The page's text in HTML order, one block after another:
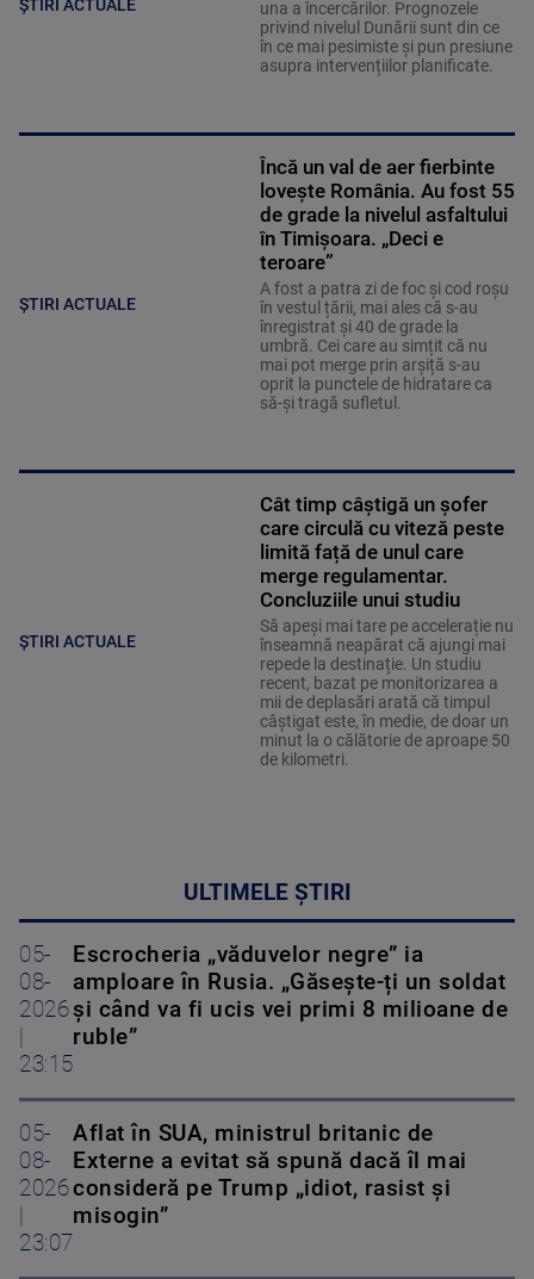
ȘTIRI ACTUALE
una a încercărilor. Prognozele
privind nivelul Dunării sunt din ce
în ce mai pesimiste și pun presiune
asupra intervențiilor planificate.
ȘTIRI ACTUALE
Încă un val de aer fierbinte
lovește România. Au fost 55
de grade la nivelul asfaltului
în Timișoara. „Deci e
teroare”
A fost a patra zi de foc și cod roșu
în vestul țării, mai ales că s-au
înregistrat și 40 de grade la
umbră. Cei care au simțit că nu
mai pot merge prin arșiță s-au
oprit la punctele de hidratare ca
să-și tragă sufletul.
ȘTIRI ACTUALE
Cât timp câștigă un șofer
care circulă cu viteză peste
limită față de unul care
merge regulamentar.
Concluziile unui studiu
Să apeși mai tare pe accelerație nu
înseamnă neapărat că ajungi mai
repede la destinație. Un studiu
recent, bazat pe monitorizarea a
mii de deplasări arată că timpul
câștigat este, în medie, de doar un
minut la o călătorie de aproape 50
de kilometri.
ULTIMELE ȘTIRI
05-
08-
2026
23:15
Escrocheria „văduvelor negre” ia
amploare în Rusia. „Găsește-ți un soldat
și când va fi ucis vei primi 8 milioane de
ruble”
05-
08-
2026
23:07
Aflat în SUA, ministrul britanic de
Externe a evitat să spună dacă îl mai
consideră pe Trump „idiot, rasist și
misogin”